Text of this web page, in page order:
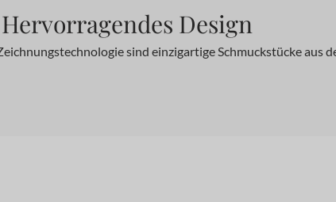
Design
sind einzigartige Schmuckstücke aus